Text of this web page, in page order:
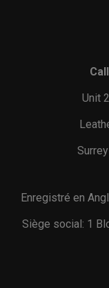
Unit
Enregistré en
Siège social: 1